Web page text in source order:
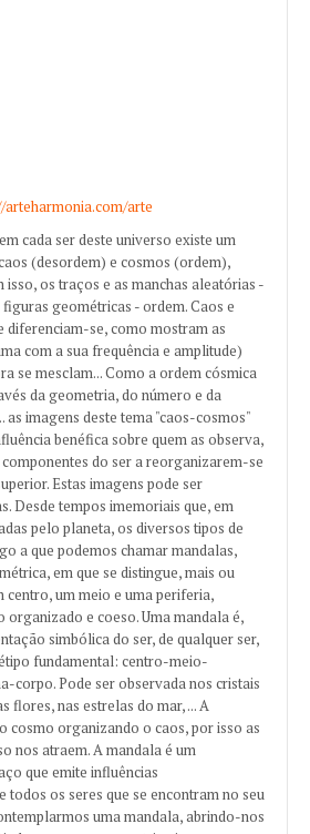
arteharmonia.com/arte
cada ser deste universo existe um
(desordem) e cosmos (ordem),
isso, os traços e as manchas aleatórias -
geométricas - ordem. Caos e
diferenciam-se, como mostram as
com a sua frequência e amplitude)
se mesclam... Como a ordem cósmica
da geometria, do número e da
imagens deste tema "caos-cosmos"
benéfica sobre quem as observa,
do ser a reorganizarem-se
Estas imagens pode ser
Desde tempos imemoriais que, em
pelo planeta, os diversos tipos de
a que podemos chamar mandalas,
em que se distingue, mais ou
centro, um meio e uma periferia,
e coeso. Uma mandala é,
simbólica do ser, de qualquer ser,
fundamental: centro-meio-
corpo. Pode ser observada nos cristais
flores, nas estrelas do mar, ... A
cosmo organizando o caos, por isso as
nos atraem. A mandala é um
que emite influências
todos os seres que se encontram no seu
uma mandala, abrindo-nos